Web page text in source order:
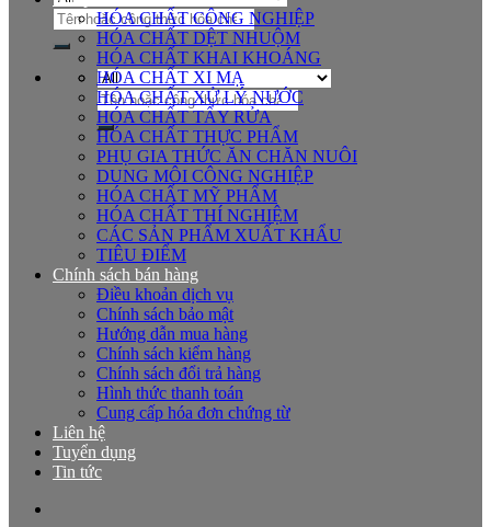
Tìm
kiếm:
Tìm
kiếm:
HÓA CHẤT CÔNG NGHIỆP
HÓA CHẤT DỆT NHUỘM
HÓA CHẤT KHAI KHOÁNG
HÓA CHẤT XI MẠ
HÓA CHẤT XỬ LÝ NƯỚC
HÓA CHẤT TẨY RỬA
HÓA CHẤT THỰC PHẨM
PHỤ GIA THỨC ĂN CHĂN NUÔI
DUNG MÔI CÔNG NGHIỆP
HÓA CHẤT MỸ PHẨM
HÓA CHẤT THÍ NGHIỆM
CÁC SẢN PHẨM XUẤT KHẨU
TIÊU ĐIỂM
Chính sách bán hàng
Điều khoản dịch vụ
Chính sách bảo mật
Hướng dẫn mua hàng
Chính sách kiểm hàng
Chính sách đổi trả hàng
Hình thức thanh toán
Cung cấp hóa đơn chứng từ
Liên hệ
Tuyển dụng
Tin tức